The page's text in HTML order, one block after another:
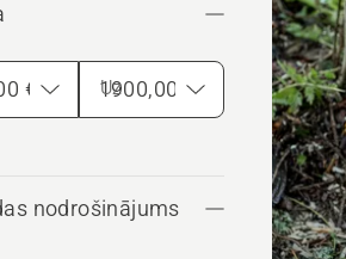
Uz
nodrošinājums